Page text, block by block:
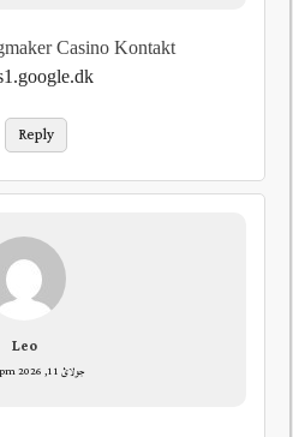
Casino Kontakt
Reply
Leo
جولائ 11, 2026 at 7:05 pm